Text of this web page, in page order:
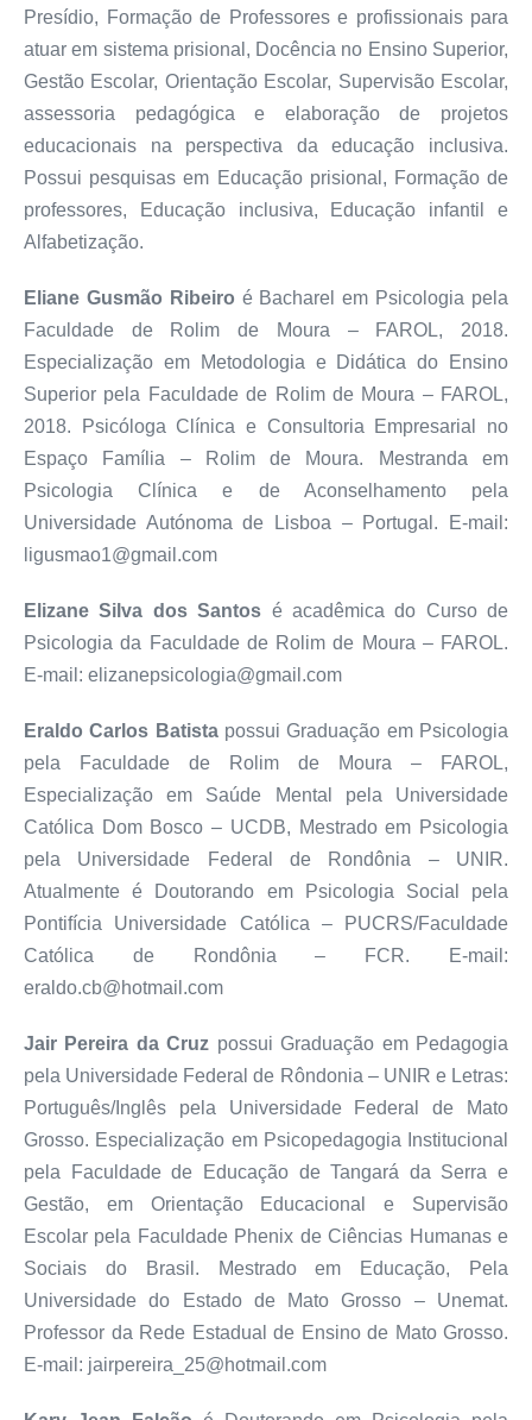
Presídio, Formação de Professores e profissionais para
atuar em sistema prisional, Docência no Ensino Superior,
Gestão Escolar, Orientação Escolar, Supervisão Escolar,
assessoria pedagógica e elaboração de projetos
educacionais na perspectiva da educação inclusiva.
Possui pesquisas em Educação prisional, Formação de
professores, Educação inclusiva, Educação infantil e
Alfabetização.
Eliane Gusmão Ribeiro é Bacharel em Psicologia pela
Faculdade de Rolim de Moura – FAROL, 2018.
Especialização em Metodologia e Didática do Ensino
Superior pela Faculdade de Rolim de Moura – FAROL,
2018. Psicóloga Clínica e Consultoria Empresarial no
Espaço Família – Rolim de Moura. Mestranda em
Psicologia Clínica e de Aconselhamento pela
Universidade Autónoma de Lisboa – Portugal. E-mail:
ligusmao1@gmail.com
Elizane Silva dos Santos é acadêmica do Curso de
Psicologia da Faculdade de Rolim de Moura – FAROL.
E-mail: elizanepsicologia@gmail.com
Eraldo Carlos Batistapossui Graduação em Psicologia
pela Faculdade de Rolim de Moura – FAROL,
Especialização em Saúde Mental pela Universidade
Católica Dom Bosco – UCDB, Mestrado em Psicologia
pela Universidade Federal de Rondônia – UNIR.
Atualmente é Doutorando em Psicologia Social pela
Pontifícia Universidade Católica – PUCRS/Faculdade
Católica de Rondônia – FCR. E-mail:
eraldo.cb@hotmail.com
Jair Pereira da Cruz possui Graduação em Pedagogia
pela Universidade Federal de Rôndonia – UNIR e Letras:
Português/Inglês pela Universidade Federal de Mato
Grosso. Especialização em Psicopedagogia Institucional
pela Faculdade de Educação de Tangará da Serra e
Gestão, em Orientação Educacional e Supervisão
Escolar pela Faculdade Phenix de Ciências Humanas e
Sociais do Brasil. Mestrado em Educação, Pela
Universidade do Estado de Mato Grosso – Unemat.
Professor da Rede Estadual de Ensino de Mato Grosso.
E-mail: jairpereira_25@hotmail.com